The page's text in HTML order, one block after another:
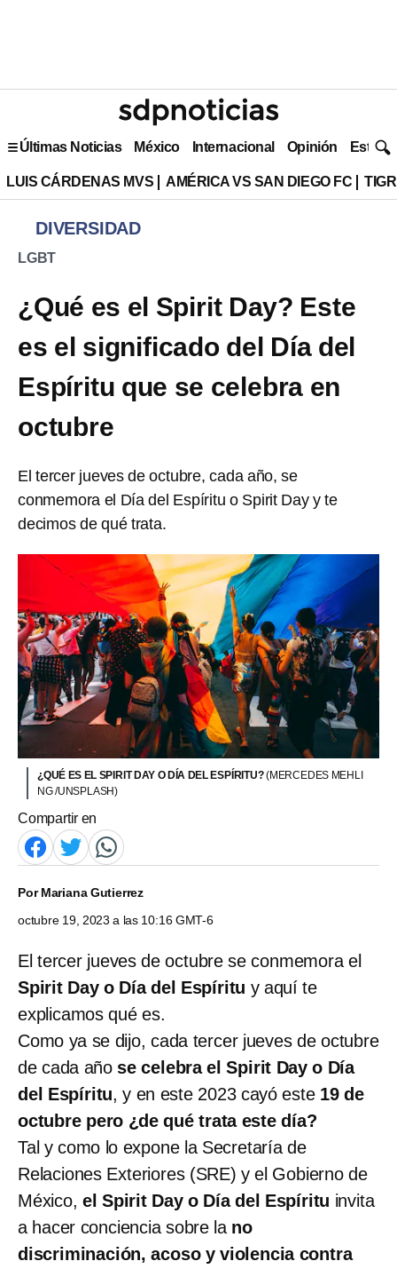
Últimas Noticias México Internacional Opinión Estilo
LUIS CÁRDENAS MVS AMÉRICA VS SAN DIEGO FC
DIVERSIDAD
LGBT
¿Qué es el Spirit Day? Este
es el significado del Día del
Espíritu que se celebra en
octubre
El tercer jueves de octubre, cada año, se
conmemora el Día del Espíritu o Spirit Day y te
decimos de qué trata.
¿QUÉ ES EL SPIRIT DAY O DÍA DEL ESPÍRITU?(MERCEDES MEHLI
NG /UNSPLASH)
Compartir en
PorMariana Gutierrez
octubre 19, 2023 a las 10:16 GMT-6
El tercer jueves de octubre se conmemora el
Spirit Day o Día del Espíritu y aquí te
explicamos qué es.
Como ya se dijo, cada tercer jueves de octubre
de cada año se celebra el Spirit Day o Día
del Espíritu, y en este 2023 cayó este 19 de
octubre pero ¿de qué trata este día?
Tal y como lo expone la Secretaría de
Relaciones Exteriores (SRE) y el Gobierno de
México, el Spirit Day o Día del Espíritu invita
a hacer conciencia sobre la no
discriminación, acoso y violencia contra